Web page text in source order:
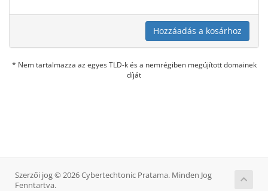
Hozzáadás a kosárhoz
* Nem tartalmazza az egyes TLD-k és a nemrégiben megújított domainek
díját
Szerzői jog © 2026 Cybertechtonic Pratama. Minden Jog
Fenntartva.